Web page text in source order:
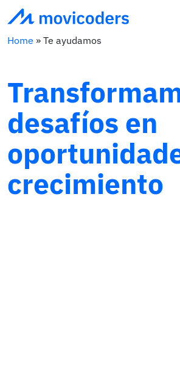
Home » Te ayudamos
desafíos en
crecimiento